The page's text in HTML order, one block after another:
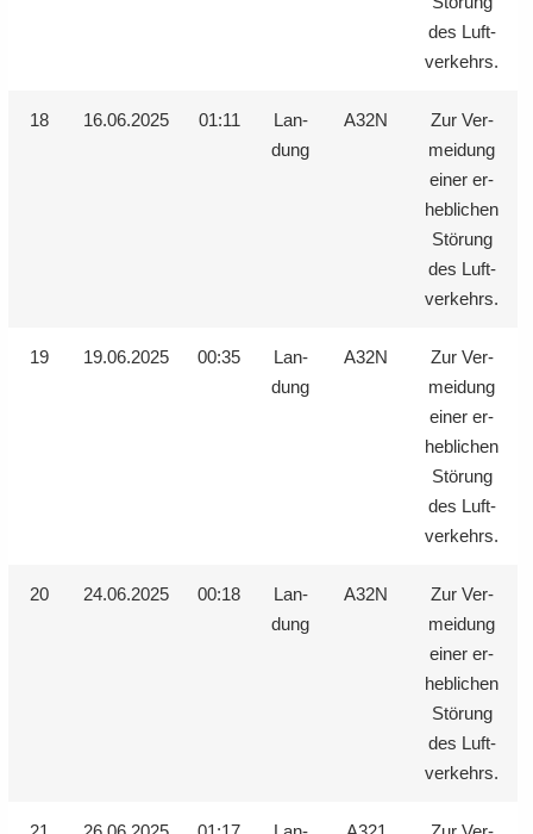
des Luft­
ver­kehrs.
18 16.06.2025 01:11
Lan­
dung
A32N
Zur Ver­
mei­dung
einer er­
heb­li­chen
Stö­rung
des Luft­
ver­kehrs.
19 19.06.2025 00:35
Lan­
dung
A32N
Zur Ver­
mei­dung
einer er­
heb­li­chen
Stö­rung
des Luft­
ver­kehrs.
20 24.06.2025 00:18
Lan­
dung
A32N
Zur Ver­
mei­dung
einer er­
heb­li­chen
Stö­rung
des Luft­
ver­kehrs.